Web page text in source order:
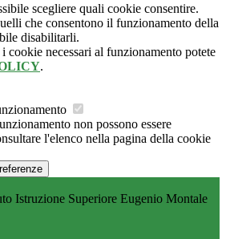
scegliere quali cookie consentire.
che consentono il funzionamento della
disabilitarli.
cookie necessari al funzionamento potete
.
non possono essere
l'elenco nella pagina della cookie
Istruzione Superiore Eugenio Montale